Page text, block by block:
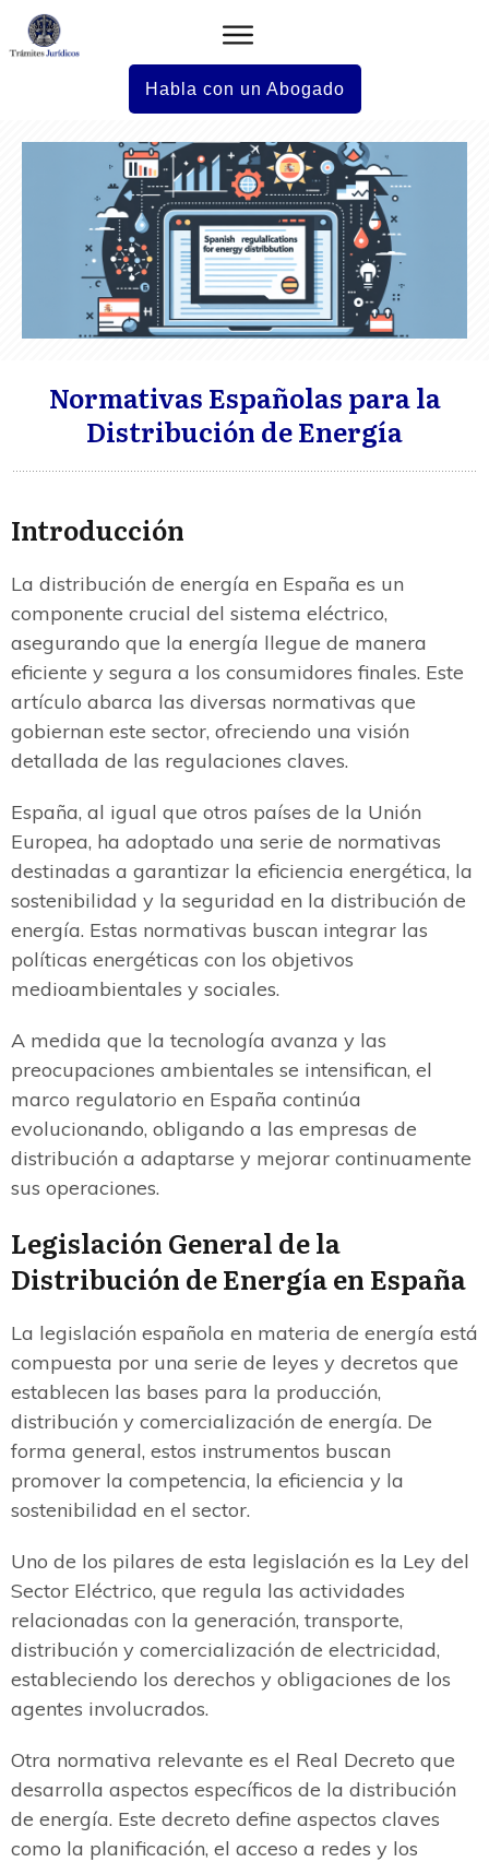
Habla con un Abogado
Normativas Españolas para la
Distribución de Energía
Introducción
La distribución de energía en España es un
componente crucial del sistema eléctrico,
asegurando que la energía llegue de manera
eficiente y segura a los consumidores finales. Este
artículo abarca las diversas normativas que
gobiernan este sector, ofreciendo una visión
detallada de las regulaciones claves.
España, al igual que otros países de la Unión
Europea, ha adoptado una serie de normativas
destinadas a garantizar la eficiencia energética, la
sostenibilidad y la seguridad en la distribución de
energía. Estas normativas buscan integrar las
políticas energéticas con los objetivos
medioambientales y sociales.
A medida que la tecnología avanza y las
preocupaciones ambientales se intensifican, el
marco regulatorio en España continúa
evolucionando, obligando a las empresas de
distribución a adaptarse y mejorar continuamente
sus operaciones.
Legislación General de la
Distribución de Energía en España
La legislación española en materia de energía está
compuesta por una serie de leyes y decretos que
establecen las bases para la producción,
distribución y comercialización de energía. De
forma general, estos instrumentos buscan
promover la competencia, la eficiencia y la
sostenibilidad en el sector.
Uno de los pilares de esta legislación es la Ley del
Sector Eléctrico, que regula las actividades
relacionadas con la generación, transporte,
distribución y comercialización de electricidad,
estableciendo los derechos y obligaciones de los
agentes involucrados.
Otra normativa relevante es el Real Decreto que
desarrolla aspectos específicos de la distribución
de energía. Este decreto define aspectos claves
como la planificación, el acceso a redes y los